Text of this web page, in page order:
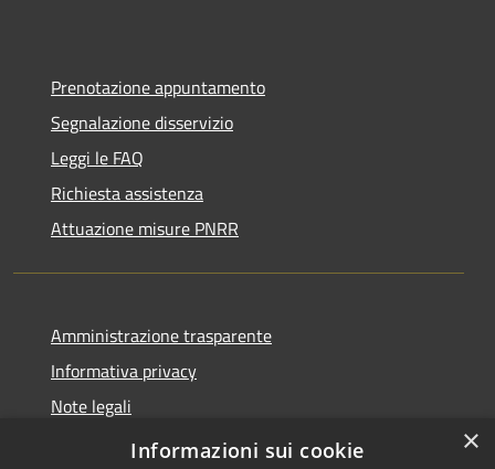
Prenotazione appuntamento
Segnalazione disservizio
Leggi le FAQ
Richiesta assistenza
Attuazione misure PNRR
Amministrazione trasparente
Informativa privacy
Note legali
Dichiarazione di accessibilità
×
Informazioni sui cookie